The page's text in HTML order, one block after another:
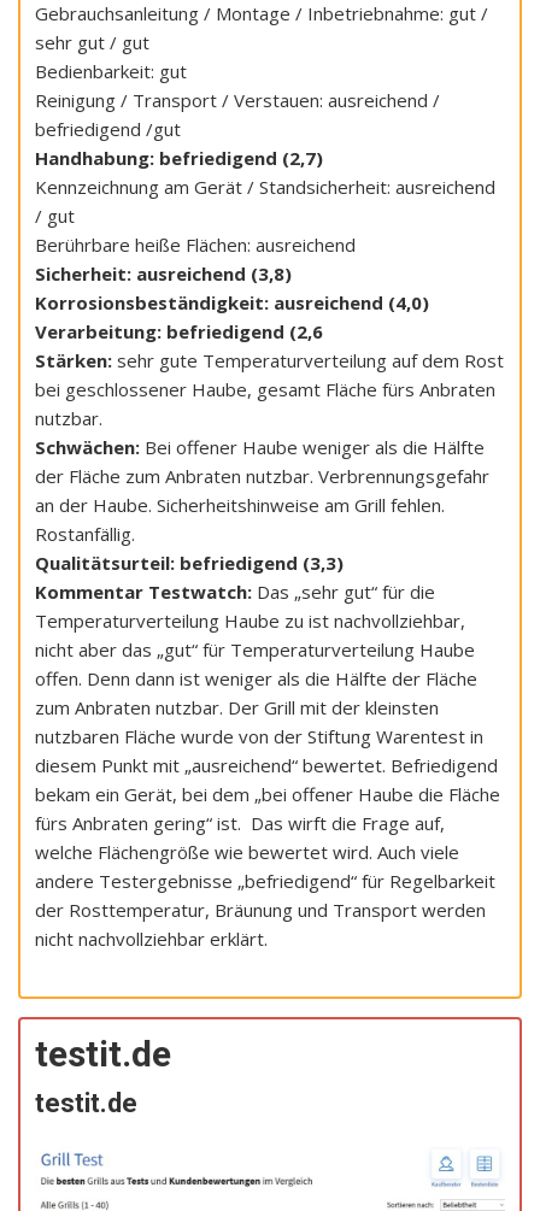
Gebrauchsanleitung / Montage / Inbetriebnahme: gut /
sehr gut / gut
Bedienbarkeit: gut
Reinigung / Transport / Verstauen: ausreichend /
befriedigend /gut
Handhabung: befriedigend (2,7)
Kennzeichnung am Gerät / Standsicherheit: ausreichend
/ gut
Berührbare heiße Flächen: ausreichend
Sicherheit: ausreichend (3,8)
Korrosionsbeständigkeit: ausreichend (4,0)
Verarbeitung: befriedigend (2,6
Stärken: sehr gute Temperaturverteilung auf dem Rost
bei geschlossener Haube, gesamt Fläche fürs Anbraten
nutzbar.
Schwächen: Bei offener Haube weniger als die Hälfte
der Fläche zum Anbraten nutzbar. Verbrennungsgefahr
an der Haube. Sicherheitshinweise am Grill fehlen.
Rostanfällig.
Qualitätsurteil: befriedigend (3,3)
Kommentar Testwatch: Das „sehr gut“ für die
Temperaturverteilung Haube zu ist nachvollziehbar,
nicht aber das „gut“ für Temperaturverteilung Haube
offen. Denn dann ist weniger als die Hälfte der Fläche
zum Anbraten nutzbar. Der Grill mit der kleinsten
nutzbaren Fläche wurde von der Stiftung Warentest in
diesem Punkt mit „ausreichend“ bewertet. Befriedigend
bekam ein Gerät, bei dem „bei offener Haube die Fläche
fürs Anbraten gering“ ist. Das wirft die Frage auf,
welche Flächengröße wie bewertet wird. Auch viele
andere Testergebnisse „befriedigend“ für Regelbarkeit
der Rosttemperatur, Bräunung und Transport werden
nicht nachvollziehbar erklärt.
testit.de
testit.de